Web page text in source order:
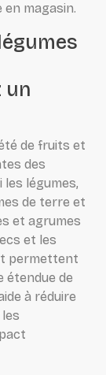
en magasin.
un
de fruits et
des
légumes,
de terre et
et agrumes
et les
permettent
étendue de
à réduire